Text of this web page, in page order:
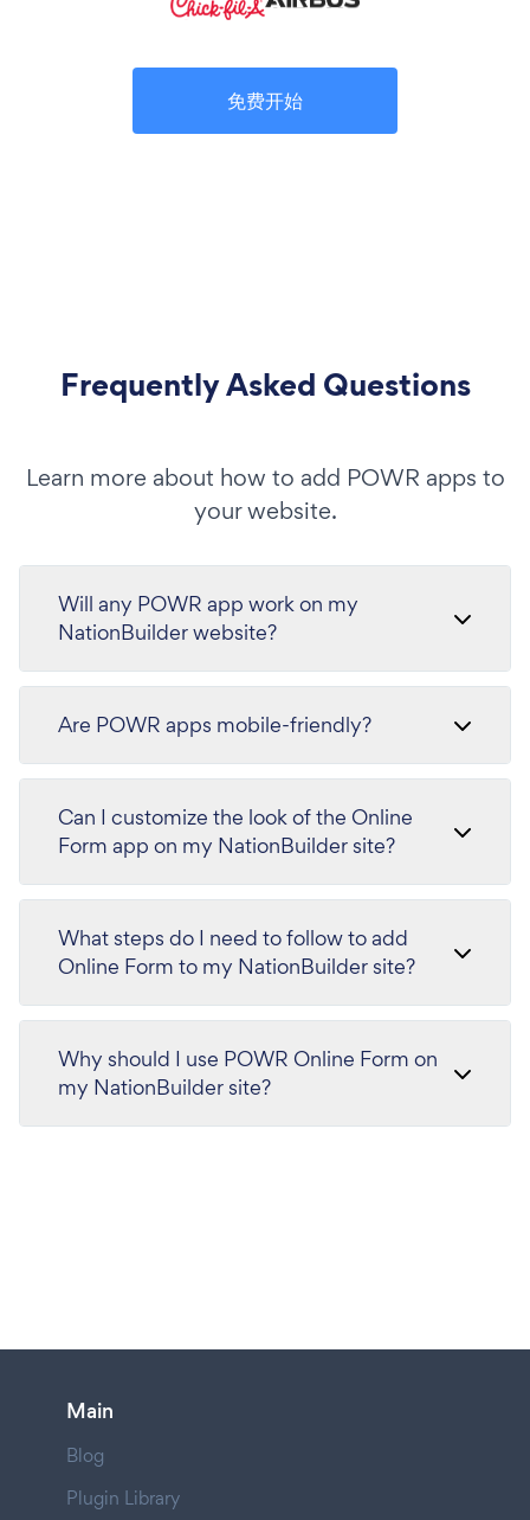
免费开始
Frequently Asked Questions
Learn more about how to add POWR apps to
your website.
Will any POWR app work on my
NationBuilder website?
Are POWR apps mobile-friendly?
Can I customize the look of the Online
Form app on my NationBuilder site?
What steps do I need to follow to add
Online Form to my NationBuilder site?
Why should I use POWR Online Form on
my NationBuilder site?
Main
Blog
Plugin Library